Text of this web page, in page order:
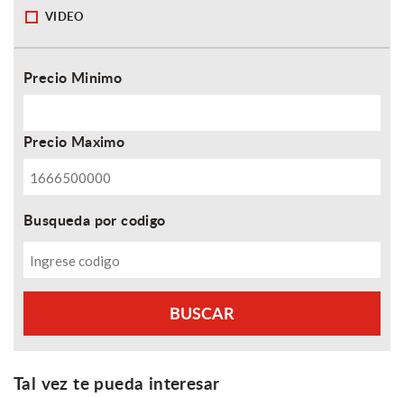
VIDEO
Precio Minimo
Precio Maximo
Busqueda por codigo
Tal vez te pueda interesar